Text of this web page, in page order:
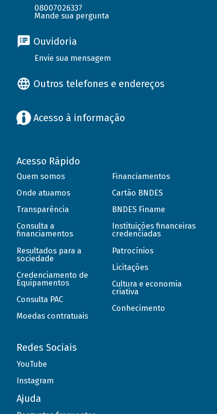
08007026337
Mande sua pergunta
Ouvidoria
Envie sua mensagem
Outros telefones e endereços
Acesso à informação
Acesso Rápido
Quem somos
Onde atuamos
Transparência
Consulta a
financiamentos
Resultados para a
sociedade
Credenciamento de
Equipamentos
Consulta PAC
Moedas contratuais
Financiamentos
Cartão BNDES
BNDES Finame
Instituições financeiras
credenciadas
Patrocínios
Licitações
Cultura e economia
criativa
Conhecimento
Redes Sociais
YouTube
Instagram
Ajuda